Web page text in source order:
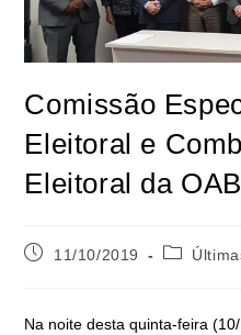
Comissão
Eleitoral e
Eleitoral da
11/10/2019
Na noite desta quinta-feira